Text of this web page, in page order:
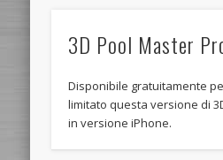
3D Pool Master
Disponibile gratuitamente
limitato questa versione di
in versione iPhone.